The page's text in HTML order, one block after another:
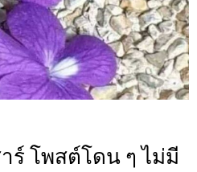
ร์ โพสต์โดน ๆ ไม่มี